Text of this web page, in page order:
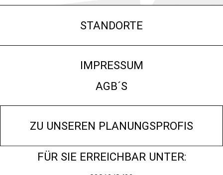
STANDORTE
IMPRESSUM
AGB´S
ZU UNSEREN PLANUNGSPROFIS
FÜR SIE ERREICHBAR UNTER: